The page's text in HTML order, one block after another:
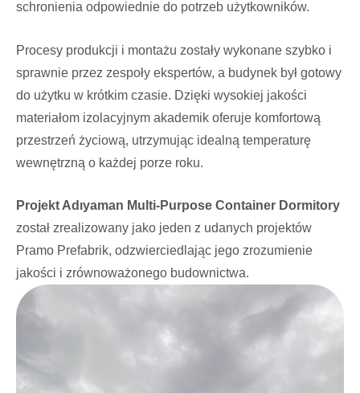
schronienia odpowiednie do potrzeb użytkowników.
Procesy produkcji i montażu zostały wykonane szybko i
sprawnie przez zespoły ekspertów, a budynek był gotowy
do użytku w krótkim czasie. Dzięki wysokiej jakości
materiałom izolacyjnym akademik oferuje komfortową
przestrzeń życiową, utrzymując idealną temperaturę
wewnętrzną o każdej porze roku.
Projekt Adıyaman Multi-Purpose Container Dormitory
został zrealizowany jako jeden z udanych projektów
Pramo Prefabrik, odzwierciedlając jego zrozumienie
jakości i zrównoważonego budownictwa.